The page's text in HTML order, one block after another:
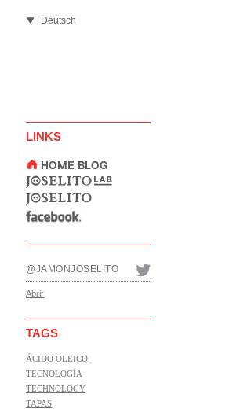
Deutsch
LINKS
@JAMONJOSELITO
Abrir
TAGS
ÁCIDO OLEICO
TECNOLOGÍA
TECHNOLOGY
TAPAS